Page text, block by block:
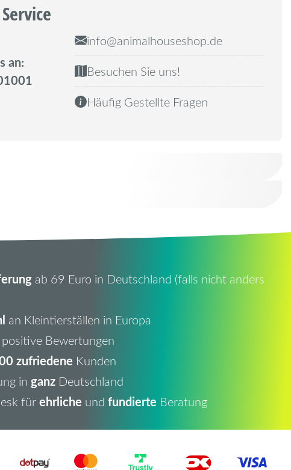
an:
info@animalhouseshop.de
Besuchen Sie uns!
Häufig Gestellte Fragen
ab 69 Euro in Deutschland (falls nicht anders
an Kleintierställen in Europa
positive Bewertungen
zufriedene Kunden
in ganzDeutschland
fürehrliche und fundierte Beratung